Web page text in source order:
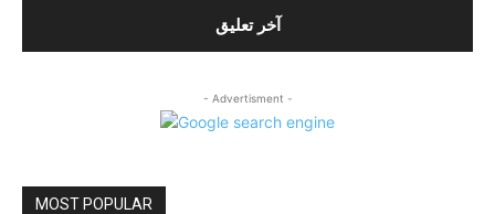
- Advertisment -
MOST POPULAR